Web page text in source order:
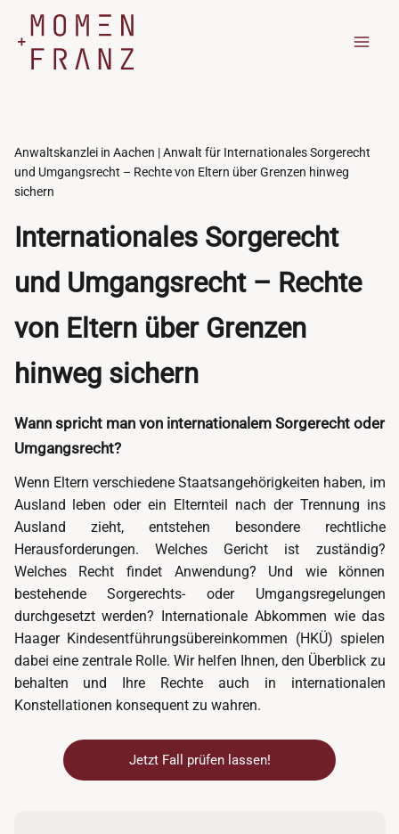
Inhalt
springen
Anwaltskanzlei in Aachen | Anwalt für Internationales Sorgerecht
und Umgangsrecht – Rechte von Eltern über Grenzen hinweg
sichern
Internationales Sorgerecht
und Umgangsrecht – Rechte
von Eltern über Grenzen
hinweg sichern
Wann spricht man von internationalem Sorgerecht oder
Umgangsrecht?
Wenn Eltern verschiedene Staatsangehörigkeiten haben, im
Ausland leben oder ein Elternteil nach der Trennung ins
Ausland zieht, entstehen besondere rechtliche
Herausforderungen. Welches Gericht ist zuständig?
Welches Recht findet Anwendung? Und wie können
bestehende Sorgerechts- oder Umgangsregelungen
durchgesetzt werden? Internationale Abkommen wie das
Haager Kindesentführungsübereinkommen (HKÜ) spielen
dabei eine zentrale Rolle. Wir helfen Ihnen, den Überblick zu
behalten und Ihre Rechte auch in internationalen
Konstellationen konsequent zu wahren.
Jetzt Fall prüfen lassen!